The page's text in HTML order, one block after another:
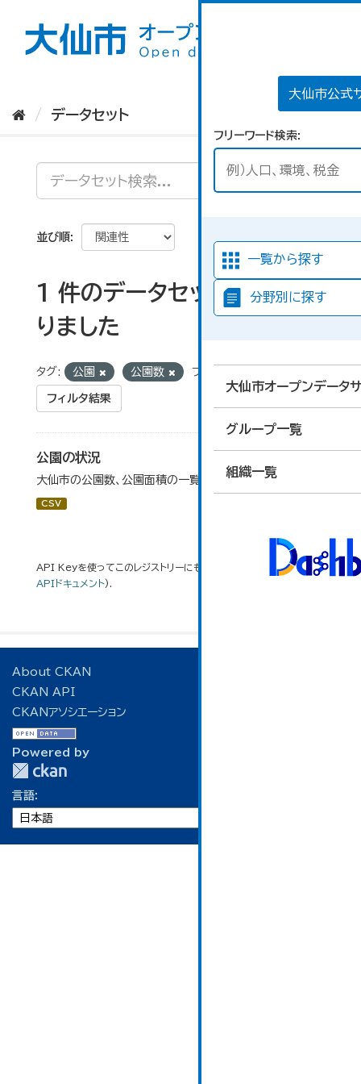
大仙市公式
フリーワード検索
一覧から探す
分野別に探す
大仙市オープンデータ
グループ一覧
組織一覧
データセット
並び順
1 件のデータセットが見つか
りました
タグ: 公園 公園数 フォーマット:
フィルタ結果
公園の状況
大仙市の公園数、公園面積の一覧です。
CSV
API Keyを使ってこのレジストリーにもアクセス可能ですAPI(see
APIドキュメント).
About CKAN
CKAN API
CKANアソシエーション
Powered by
言語